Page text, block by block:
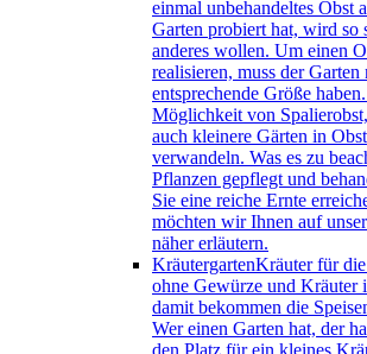
einmal unbehandeltes Obst
Garten probiert hat, wird so
anderes wollen. Um einen
realisieren, muss der
entsprechende Größe
Möglichkeit von
auch kleinere Gärten in
verwandeln. Was es zu
Pflanzen gepflegt und
Sie eine reiche Ernte
möchten wir Ihnen auf
näher erläutern.
KräutergartenKräuter für
ohne Gewürze und Kräuter
damit bekommen die
Wer einen Garten hat, der
den Platz für ein kleines